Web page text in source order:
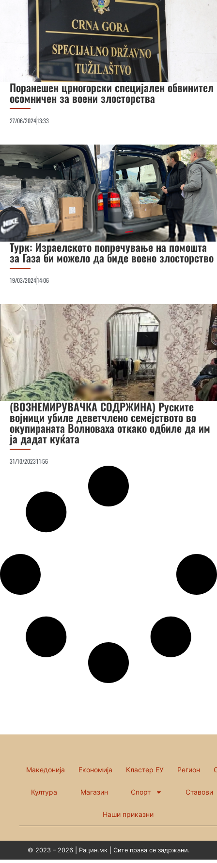
Поранешен црногорски специјален обвинител
осомничен за воени злосторства
27/06/202413:33
Турк: Израелското попречување на помошта
за Газа би можело да биде воено злосторство
19/03/202414:06
(ВОЗНЕМИРУВАЧКА СОДРЖИНА) Руските
војници убиле деветчлено семејството во
окупираната Волноваха откако одбиле да им
ја дадат куќата
31/10/202311:56
Македонија Економија Кластер ЕУ Регион
Култура Магазин Спорт Ставови
Наши приказни
© 2023 – 2026 | Рацин.мк | Сите права се задржани.